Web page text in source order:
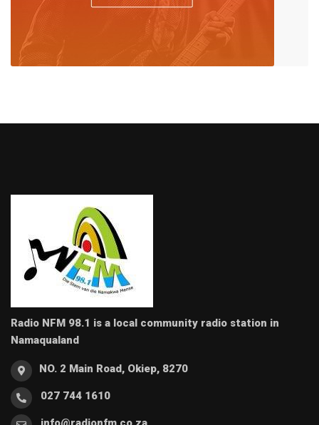
Radio NFM 98.1 is a local community radio station in
Namaqualand
NO. 2 Main Road, Okiep, 8270
027 744 1610